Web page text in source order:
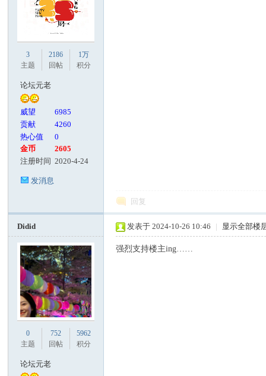
3
主题
2186
回帖
1万
积分
论坛元老
威望
6985
贡献
4260
热心值
0
金币
2605
注册时间 2020-4-24
发消息
回复
Didid
0
主题
752
回帖
5962
积分
论坛元老
发表于 2024-10-26 10:46 | 显示全部楼
强烈支持楼主ing……